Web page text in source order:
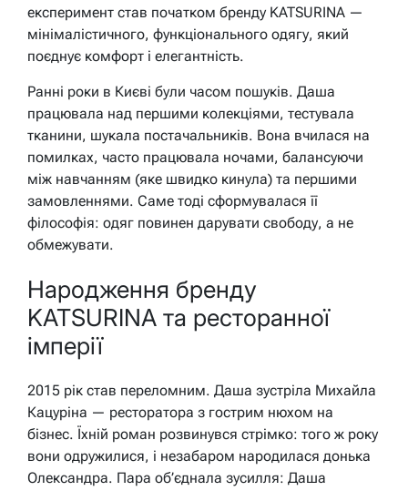
експеримент став початком бренду KATSURINA —
мінімалістичного, функціонального одягу, який
поєднує комфорт і елегантність.
Ранні роки в Києві були часом пошуків. Даша
працювала над першими колекціями, тестувала
тканини, шукала постачальників. Вона вчилася на
помилках, часто працювала ночами, балансуючи
між навчанням (яке швидко кинула) та першими
замовленнями. Саме тоді сформувалася її
філософія: одяг повинен дарувати свободу, а не
обмежувати.
Народження бренду
KATSURINA та ресторанної
імперії
2015 рік став переломним. Даша зустріла Михайла
Кацуріна — ресторатора з гострим нюхом на
бізнес. Їхній роман розвинувся стрімко: того ж року
вони одружилися, і незабаром народилася донька
Олександра. Пара об’єднала зусилля: Даша